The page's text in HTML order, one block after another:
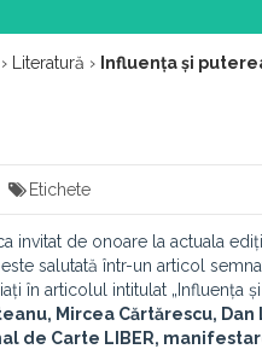
› Literatură › Influența și
Etichete
invitat de onoare la actuala
, este salutată într-un articol
în articolul intitulat „Influența
Mircea Cărtărescu, Dan
de Carte LIBER,